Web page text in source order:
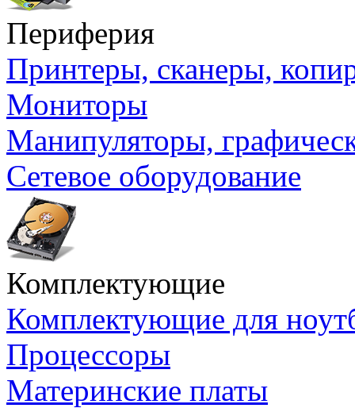
Периферия
Принтеры, сканеры,
Мониторы
Манипуляторы,
Сетевое оборудование
Комплектующие
Комплектующие для
Процессоры
Материнские платы